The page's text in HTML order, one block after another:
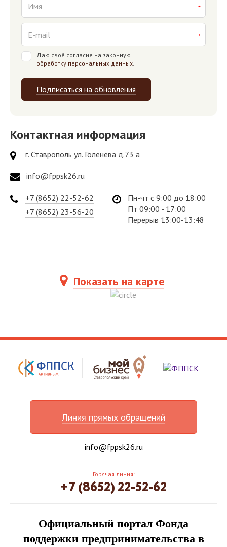
Даю своё согласие на законную
обработку персональных данных.
Подписаться на обновления
Контактная информация
г. Ставрополь ул. Голенева д.73 а
info@fppsk26.ru
+7 (8652) 22-52-62
+7 (8652) 23-56-20
Пн-чт с 9:00 до 18:00
Пт 09:00 - 17:00
Перерыв 13:00-13:48
Показать на карте
Линия прямых обращений
info@fppsk26.ru
Горячая линия:
+7 (8652) 22-52-62
Официальный портал Фонда
поддержки предпринимательства в